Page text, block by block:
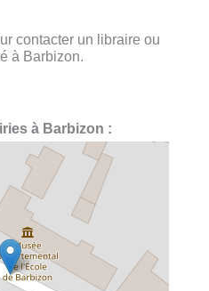
contacter un libraire ou
à Barbizon.
à Barbizon :